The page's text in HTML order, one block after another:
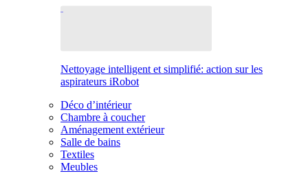
Nettoyage intelligent et simplifié: action sur les
aspirateurs iRobot
Déco d’intérieur
Chambre à coucher
Aménagement extérieur
Salle de bains
Textiles
Meubles